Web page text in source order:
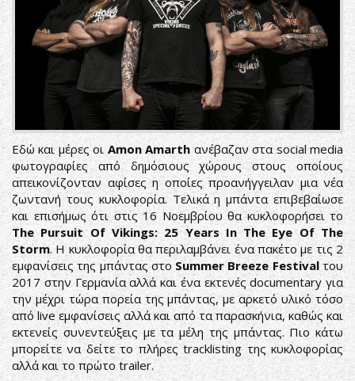
Εδώ και μέρες οι Amon Amarthανέβαζαν στα social media
φωτογραφίες από δημόσιους χώρους στους οποίους
απεικονίζονταν αφίσες η οποίες προανήγγειλαν μια νέα
ζωντανή τους κυκλοφορία. Τελικά η μπάντα επιβεβαίωσε
και επισήμως ότι στις 16 Νοεμβρίου θα κυκλοφορήσει το
The Pursuit Of Vikings: 25 Years In The Eye Of The
Storm. Η κυκλοφορία θα περιλαμβάνει ένα πακέτο με τις 2
εμφανίσεις της μπάντας στοSummer Breeze Festivalτου
2017 στην Γερμανία αλλά και ένα εκτενές documentary για
την μέχρι τώρα πορεία της μπάντας, με αρκετό υλικό τόσο
από live εμφανίσεις αλλά και από τα παρασκήνια, καθώς και
εκτενείς συνεντεύξεις με τα μέλη της μπάντας. Πιο κάτω
μπορείτε να δείτε το πλήρες tracklisting της κυκλοφορίας
αλλά και το πρώτο trailer.